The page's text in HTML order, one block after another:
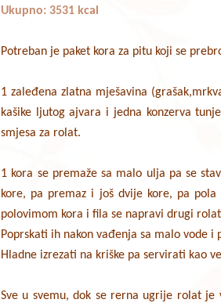
Ukupno: 3531 kcal
Potreban je paket kora za pitu koji se
1 zaleđena zlatna mješavina
kašike ljutog ajvara i jedna konzerva
smjesa za rolat.
1 kora se premaže sa malo ulja pa se
kore, pa premaz i još dvije kore, pa
polovimom kora i fila se napravi drugi
Poprskati ih nakon vađenja sa malo vode
Hladne izrezati na kriške pa servirati kao
Sve u svemu, dok se rerna ugrije rolat